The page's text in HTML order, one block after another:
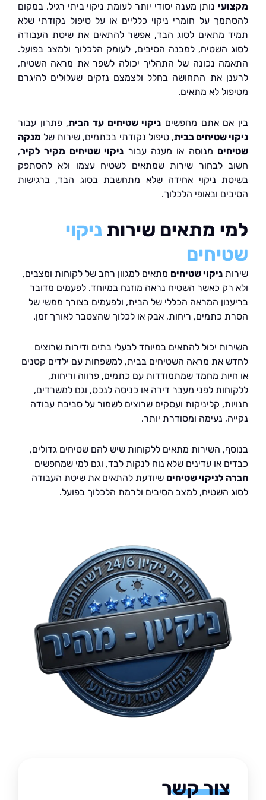
נותן מענה יסודי יותר לעומת ניקוי ביתי רגיל. במקום
על חומרי ניקוי כלליים או על טיפול נקודתי שלא
מתאים לסוג הבד, אפשר להתאים את שיטת העבודה
השטיח, למבנה הסיבים, לעומק הלכלוך ולמצב בפועל.
נכונה של התהליך יכולה לשפר את מראה השטיח,
את התחושה בחלל ולצמצם נזקים שעלולים להיגרם
לא מתאים.
אם אתם מחפשיםניקוי שטיחים עד הבית, פתרון עבור
שטיחים בבית, טיפול נקודתי בכתמים, שירות שלמנקה
מנוסה או מענה עבורניקוי שטיחים מקיר לקיר,
לבחור שירות שמתאים לשטיח עצמו ולא להסתפק
ניקוי אחידה שלא מתחשבת בסוג הבד, ברגישות
ובאופי הלכלוך.
מתאים שירותניקוי
ניקוי שטיחיםמתאים למגוון רחב של לקוחות ומצבים,
כאשר השטיח נראה מוזנח במיוחד. לפעמים מדובר
המראה הכללי של הבית, ולפעמים בצורך ממשי של
כתמים, ריחות, אבק או לכלוך שהצטבר לאורך זמן.
יכול להתאים במיוחד לבעלי בתים ודירות שרוצים
את מראה השטיחים בבית, למשפחות עם ילדים קטנים
מחמד שמתמודדות עם כתמים, פרווה וריחות,
לפני מעבר דירה או כניסה לנכס, וגם למשרדים,
קליניקות ועסקים שרוצים לשמור על סביבת עבודה
נעימה ומסודרת יותר.
השירות מתאים ללקוחות שיש להם שטיחים גדולים,
או עדינים שלא נוח לנקות לבד, וגם למי שמחפשים
לניקוי שטיחיםשיודעת להתאים את שיטת העבודה
השטיח, למצב הסיבים ולרמת הלכלוך בפועל.
צור קשר